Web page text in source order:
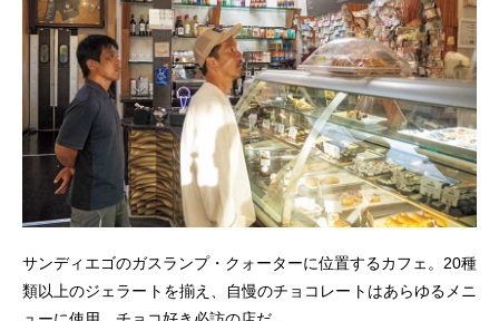
サンディエゴのガスランプ・クォーターに位置するカフェ。20種
類以上のジェラートを揃え、自慢のチョコレートはあらゆるメニ